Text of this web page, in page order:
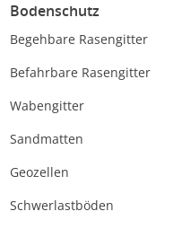
Bodenschutz
Begehbare Rasengitter
Befahrbare Rasengitter
Wabengitter
Sandmatten
Geozellen
Schwerlastböden